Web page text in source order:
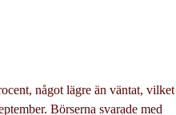
något lägre än väntat, vilket
Börserna svarade med